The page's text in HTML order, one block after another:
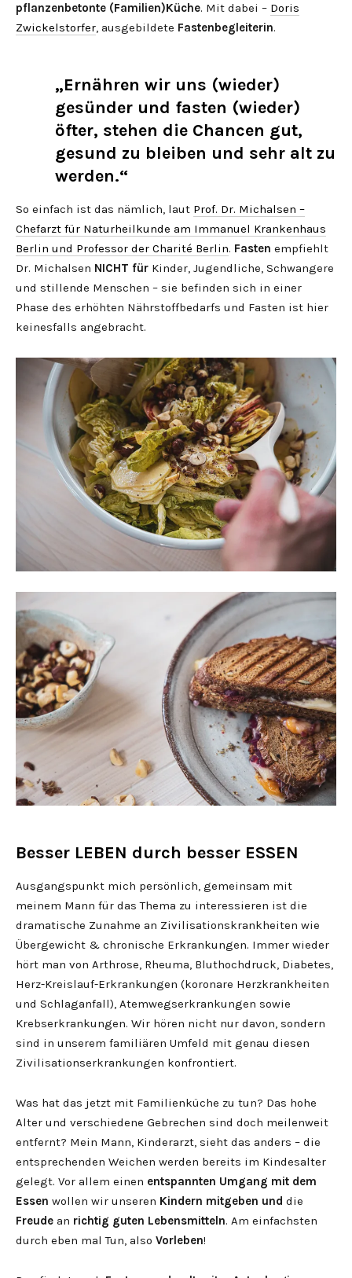
pflanzenbetonte (Familien)Küche. Mit dabei – Doris
Zwickelstorfer, ausgebildete Fastenbegleiterin.
„Ernähren wir uns (wieder)
gesünder und fasten (wieder)
öfter, stehen die Chancen gut,
gesund zu bleiben und sehr alt zu
werden.“
So einfach ist das nämlich, laut Prof. Dr. Michalsen –
Chefarzt für Naturheilkunde am Immanuel Krankenhaus
Berlin und Professor der Charité Berlin. Fasten empfiehlt
Dr. Michalsen NICHT für Kinder, Jugendliche, Schwangere
und stillende Menschen – sie befinden sich in einer
Phase des erhöhten Nährstoffbedarfs und Fasten ist hier
keinesfalls angebracht.
Besser LEBEN durch besser ESSEN
Ausgangspunkt mich persönlich, gemeinsam mit
meinem Mann für das Thema zu interessieren ist die
dramatische Zunahme an Zivilisationskrankheiten wie
Übergewicht & chronische Erkrankungen. Immer wieder
hört man von Arthrose, Rheuma, Bluthochdruck, Diabetes,
Herz-Kreislauf-Erkrankungen (koronare Herzkrankheiten
und Schlaganfall), Atemwegserkrankungen sowie
Krebserkrankungen. Wir hören nicht nur davon, sondern
sind in unserem familiären Umfeld mit genau diesen
Zivilisationserkrankungen konfrontiert.
Was hat das jetzt mit Familienküche zu tun? Das hohe
Alter und verschiedene Gebrechen sind doch meilenweit
entfernt? Mein Mann, Kinderarzt, sieht das anders – die
entsprechenden Weichen werden bereits im Kindesalter
gelegt. Vor allem einen entspannten Umgang mit dem
Essen wollen wir unseren Kindern mitgeben und die
Freude an richtig guten Lebensmitteln. Am einfachsten
durch eben mal Tun, also Vorleben!